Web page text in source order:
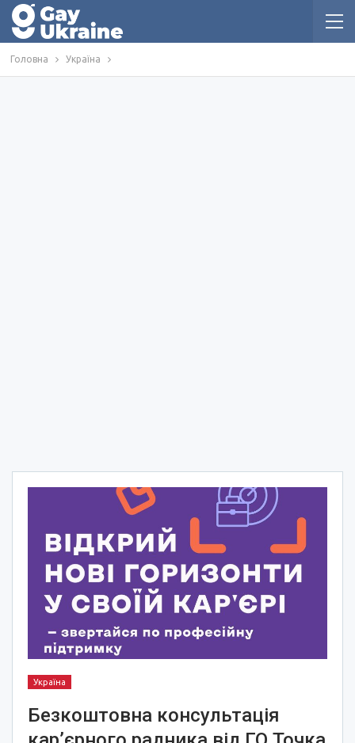
Головна Україна
Україна
Безкоштовна консультація